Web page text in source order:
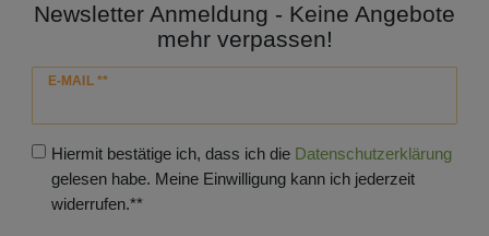
Newsletter Anmeldung - Keine Angebote
mehr verpassen!
E-MAIL **
Newsletter
Hiermit bestätige ich, dass ich die Daten­schutz­erklärung
gelesen habe. Meine Einwilligung kann ich jederzeit
widerrufen.**